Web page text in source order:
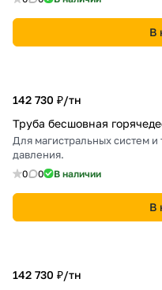
В
142 730 ₽/тн
Труба бесшовная
Для магистральных систем
давления.
0 0 В наличии
В
142 730 ₽/тн